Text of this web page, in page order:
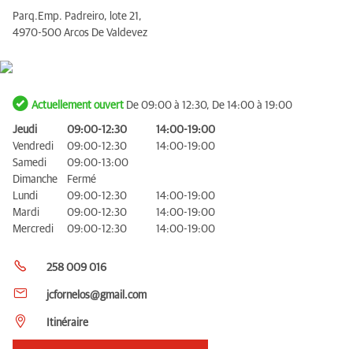
Parq.Emp. Padreiro, lote 21,
4970-500 Arcos De Valdevez
Actuellement ouvert De 09:00 à 12:30, De 14:00 à 19:00
Jeudi 09:00-12:30
14:00-19:00
Vendredi
09:00-12:30
14:00-19:00
Samedi
09:00-13:00
Dimanche
Fermé
Lundi
09:00-12:30
14:00-19:00
Mardi
09:00-12:30
14:00-19:00
Mercredi
09:00-12:30 14:00-19:00
258 009 016
jcfornelos@gmail.com
Itinéraire